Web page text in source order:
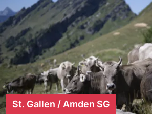
St. Gallen / Amden SG